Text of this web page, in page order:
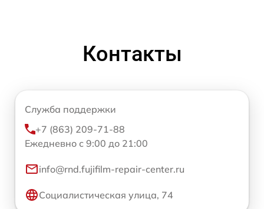
Контакты
Служба поддержки
+7 (863) 209-71-88
Ежедневно с 9:00 до 21:00
info@rnd.fujifilm-repair-center.ru
Социалистическая улица, 74